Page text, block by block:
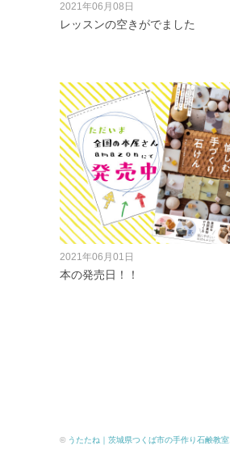
2021年06月08日
レッスンの空きがでました
2021年06月01日
本の発売日！！
© うたたね｜茨城県つくば市の手作り石鹸教室